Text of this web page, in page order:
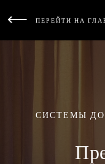
ПЕРЕЙТИ НА
СИСТЕМЫ